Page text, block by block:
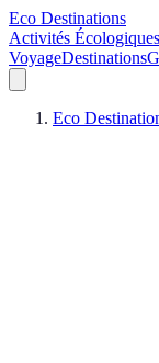
Eco Destinations
Activités Écologiques
VoyageDestinations
Eco